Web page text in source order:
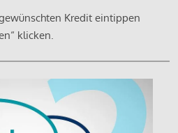
Kredit eintippen
klicken.